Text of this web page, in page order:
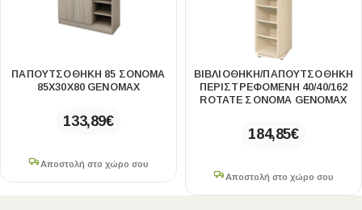
ΠΑΠΟΥΤΣΟΘΉΚΗ 85 ΣΌΝΟΜΑ
85X30X80 GENOMAX
133,89€
Αποστολή στο χώρο σου
ΒΙΒΛΙΟΘΉΚΗ/ΠΑΠΟΥΤΣΟΘΉΚΗ
ΠΕΡΙΣΤΡΕΦΌΜΕΝΗ 40/40/162
ROTATE ΣΌΝΟΜΑ GENOMAX
184,85€
Αποστολή στο χώρο σου